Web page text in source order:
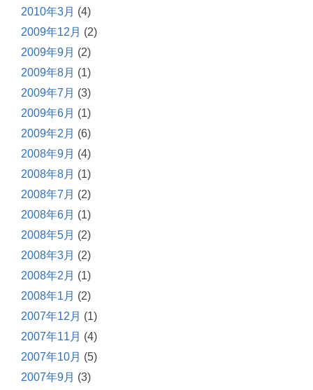
2010年3月 (4)
2009年12月 (2)
2009年9月 (2)
2009年8月 (1)
2009年7月 (3)
2009年6月 (1)
2009年2月 (6)
2008年9月 (4)
2008年8月 (1)
2008年7月 (2)
2008年6月 (1)
2008年5月 (2)
2008年3月 (2)
2008年2月 (1)
2008年1月 (2)
2007年12月 (1)
2007年11月 (4)
2007年10月 (5)
2007年9月 (3)